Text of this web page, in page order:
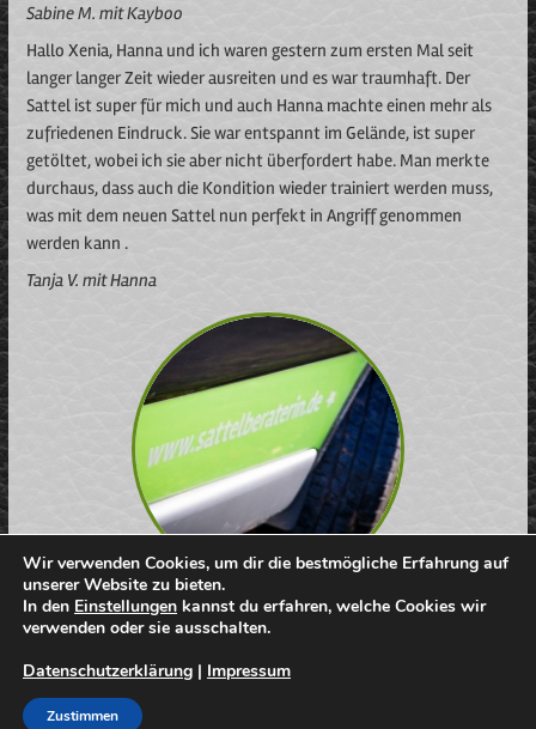
Sabine M. mit Kayboo
Hallo Xenia, Hanna und ich waren gestern zum ersten Mal seit
langer langer Zeit wieder ausreiten und es war traumhaft. Der
Sattel ist super für mich und auch Hanna machte einen mehr als
zufriedenen Eindruck. Sie war entspannt im Gelände, ist super
getöltet, wobei ich sie aber nicht überfordert habe. Man merkte
durchaus, dass auch die Kondition wieder trainiert werden muss,
was mit dem neuen Sattel nun perfekt in Angriff genommen
werden kann .
Tanja V. mit Hanna
Für größere Darstellung auf das Bild klicken
AGB
Wir verwenden Cookies, um dir die bestmögliche Erfahrung auf
unserer Website zu bieten.
In den Einstellungen kannst du erfahren, welche Cookies wir
verwenden oder sie ausschalten.
Datenschutzerklärung | Impressum
Zustimmen